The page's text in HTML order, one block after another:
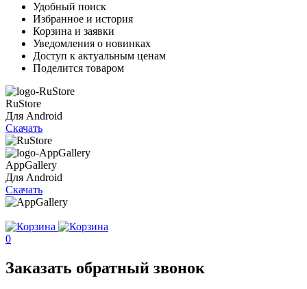
Удобный поиск
Избранное и история
Корзина и заявки
Уведомления о новинках
Доступ к актуальным ценам
Поделится товаром
RuStore
Для Android
Скачать
AppGallery
Для Android
Скачать
0
Заказать обратный звонок